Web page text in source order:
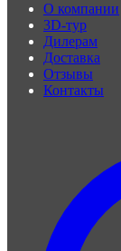
О компании
3D-тур
Дилерам
Доставка
Отзывы
Контакты